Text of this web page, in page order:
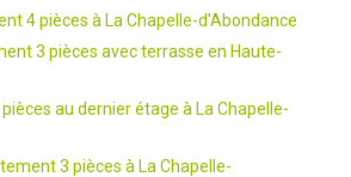
4 pièces à La Chapelle-d'Abondance
3 pièces avec terrasse en Haute-
au dernier étage à La Chapelle-
3 pièces à La Chapelle-